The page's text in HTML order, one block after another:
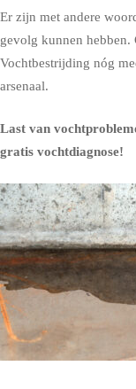
Er zijn met andere
gevolg kunnen
Vochtbestrijding nóg
arsenaal.
Last van
gratis vochtdiagnose!